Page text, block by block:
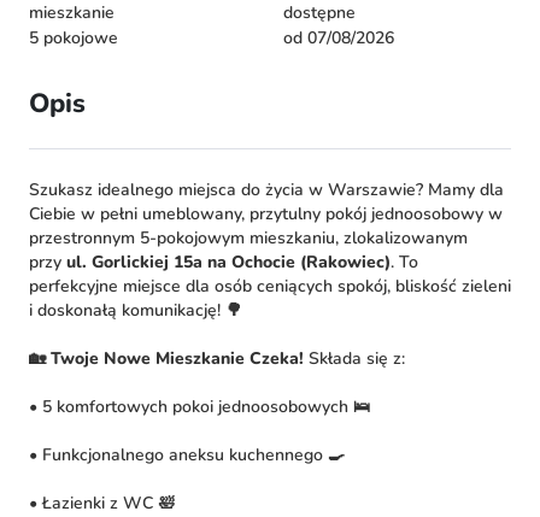
mieszkanie
5 pokojowe
dostępne
od 07/08/2026
Opis
Szukasz idealnego miejsca do życia w Warszawie? Mamy dla
Ciebie w pełni umeblowany, przytulny pokój jednoosobowy w
przestronnym 5-pokojowym mieszkaniu, zlokalizowanym
przy ul. Gorlickiej 15a na Ochocie (Rakowiec). To
perfekcyjne miejsce dla osób ceniących spokój, bliskość zieleni
i doskonałą komunikację! 🌳
🏡 Twoje Nowe Mieszkanie Czeka! Składa się z:
• 5 komfortowych pokoi jednoosobowych 🛌
• Funkcjonalnego aneksu kuchennego 🍳
• Łazienki z WC 🛀